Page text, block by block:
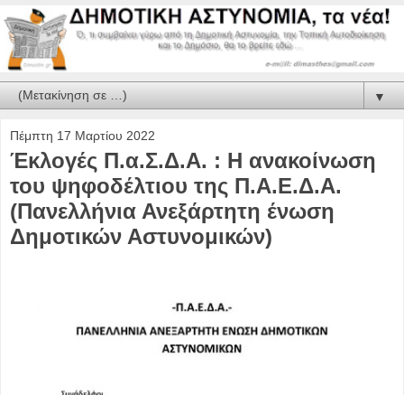
▼
Πέμπτη 17 Μαρτίου 2022
Έκλογές Π.α.Σ.Δ.Α. : Η ανακοίνωση
του ψηφοδέλτιου της Π.Α.Ε.Δ.Α.
(Πανελλήνια Ανεξάρτητη ένωση
Δημοτικών Αστυνομικών)